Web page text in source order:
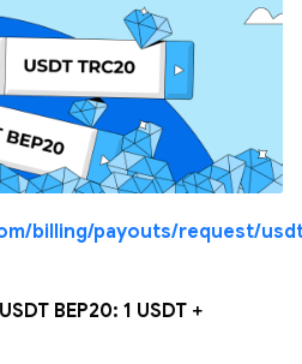
billing/payouts/request/
USDT BEP20: 1 USDT +